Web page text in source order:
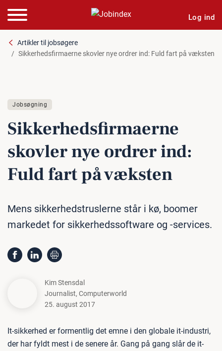
Log ind
Artikler til jobsøgere
Sikkerhedsfirmaerne skovler nye ordrer ind: Fuld fart på væksten
Jobsøgning
Sik­ker­heds­fir­ma­er­ne
skovler nye ordrer ind:
Fuld fart på væksten
Mens sikkerhedstruslerne står i kø, boomer
markedet for sikkerhedssoftware og -services.
Kim Stensdal
Journalist, Computerworld
25. august 2017
It-sikkerhed er formentlig det emne i den globale it-industri,
der har fyldt mest i de senere år. Gang på gang slår de it-